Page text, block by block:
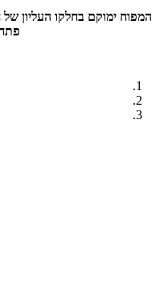
המפוח ימוקם בחלקו העליון